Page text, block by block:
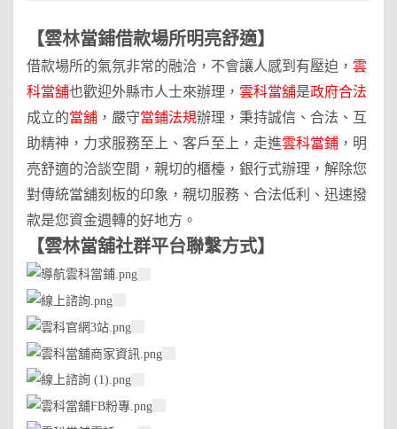
【雲林當鋪借款場所明亮舒適】
借款場所的氣氛非常的融洽，不會讓人感到有壓迫， 雲
科當舖也歡迎外縣市人士來辦理， 雲科當舖是政府合法
成立的當舖 ，嚴守當鋪法規辦理，秉持誠信、合法、互
助精神，力求服務至上、客戶至上，走進雲科當鋪 ，明
亮舒適的洽談空間，親切的櫃檯，銀行式辦理，解除您
對傳統當舖刻板的印象，親切服務、合法低利、迅速撥
款是您資金週轉的好地方。
【雲林當舖社群平台聯繫方式】